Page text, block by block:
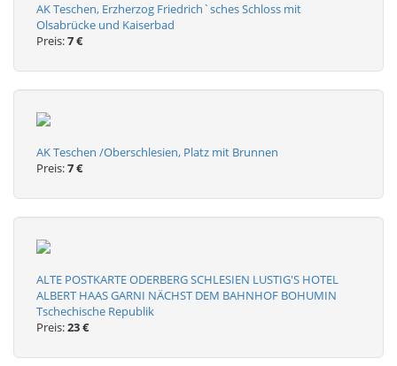
AK Teschen, Erzherzog Friedrich`sches Schloss mit
Olsabrücke und Kaiserbad
Preis:7 €
AK Teschen /Oberschlesien, Platz mit Brunnen
Preis:7 €
ALTE POSTKARTE ODERBERG SCHLESIEN LUSTIG'S HOTEL
ALBERT HAAS GARNI NÄCHST DEM BAHNHOF BOHUMIN
Tschechische Republik
Preis:23 €